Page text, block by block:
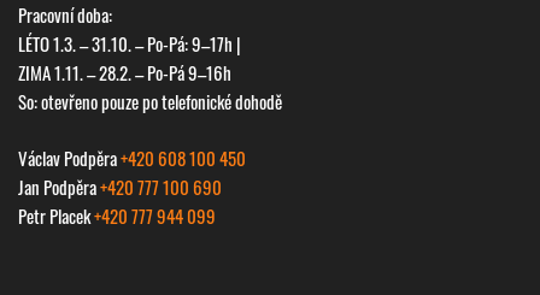
Pracovní doba:
LÉTO 1.3. – 31.10. – Po-Pá: 9–17h |
ZIMA 1.11. – 28.2. – Po-Pá 9–16h
So: otevřeno pouze po telefonické dohodě
Václav Podpěra+420 608 100 450
Jan Podpěra+420 777 100 690
Petr Placek+420 777 944 099